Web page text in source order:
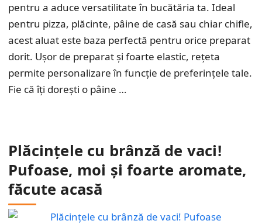
pentru a aduce versatilitate în bucătăria ta. Ideal
pentru pizza, plăcinte, pâine de casă sau chiar chifle,
acest aluat este baza perfectă pentru orice preparat
dorit. Ușor de preparat și foarte elastic, rețeta
permite personalizare în funcție de preferințele tale.
Fie că îți dorești o pâine …
Plăcințele cu brânză de vaci!
Pufoase, moi și foarte aromate,
făcute acasă